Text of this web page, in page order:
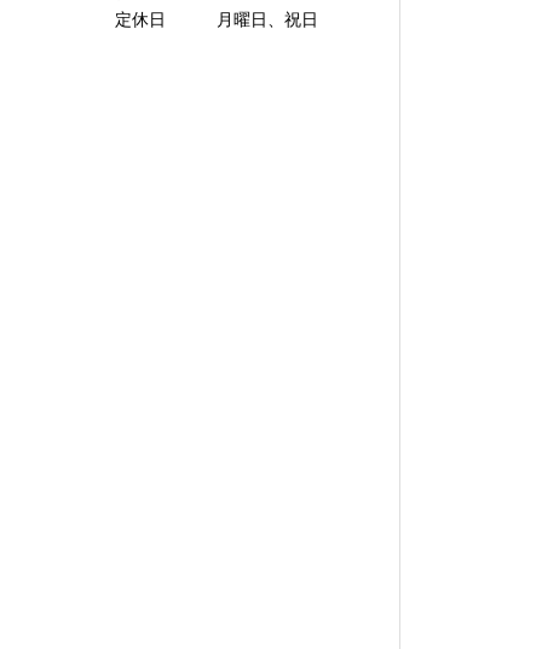
定休日 月曜日、祝日